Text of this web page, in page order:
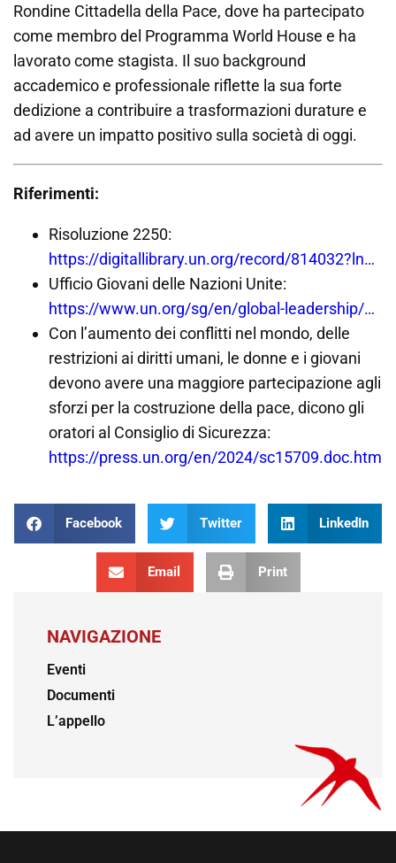
Rondine Cittadella della Pace, dove ha partecipato
come membro del Programma World House e ha
lavorato come stagista. Il suo background
accademico e professionale riflette la sua forte
dedizione a contribuire a trasformazioni durature e
ad avere un impatto positivo sulla società di oggi.
Riferimenti:
Risoluzione 2250:
https://digitallibrary.un.org/record/814032?ln=es
Ufficio Giovani delle Nazioni Unite:
https://www.un.org/sg/en/global-leadership/united-nations-youth-office/all
Con l’aumento dei conflitti nel mondo, delle
restrizioni ai diritti umani, le donne e i giovani
devono avere una maggiore partecipazione agli
sforzi per la costruzione della pace, dicono gli
oratori al Consiglio di Sicurezza:
https://press.un.org/en/2024/sc15709.doc.htm
Facebook Twitter LinkedIn
Email Print
NAVIGAZIONE
Eventi
Documenti
L’appello